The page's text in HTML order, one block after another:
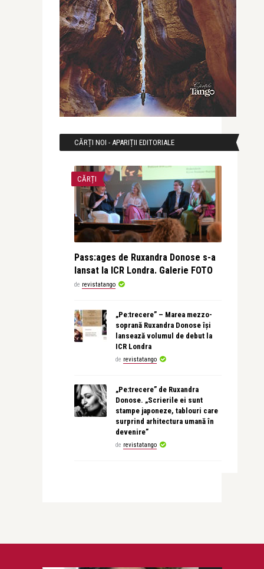
CĂRȚI NOI - APARIȚII EDITORIALE
CĂRȚI
Pass:ages de Ruxandra Donose s-a
lansat la ICR Londra. Galerie FOTO
de revistatango
„Pe:trecere” – Marea mezzo-
soprană Ruxandra Donose își
lansează volumul de debut la
ICR Londra
de revistatango
„Pe:trecere” de Ruxandra
Donose. „Scrierile ei sunt
stampe japoneze, tablouri care
surprind arhitectura umană în
devenire”
de revistatango